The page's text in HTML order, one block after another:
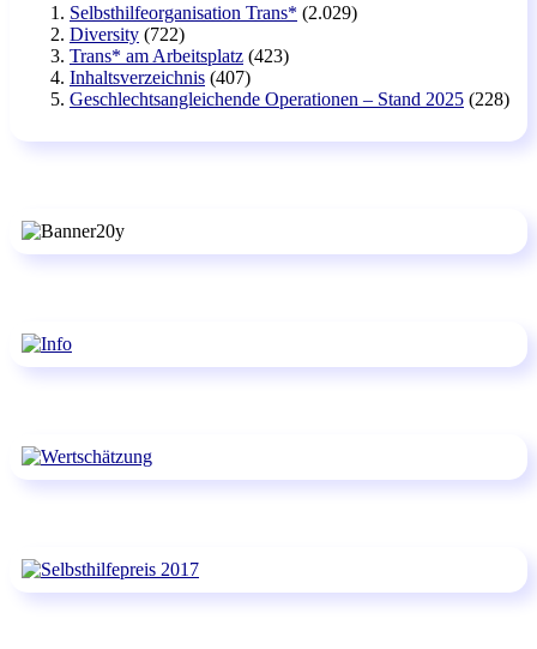
Selbsthilfeorganisation Trans* (2.029)
Diversity (722)
Trans* am Arbeitsplatz (423)
Inhaltsverzeichnis (407)
Geschlechtsangleichende Operationen – Stand 2025 (228)